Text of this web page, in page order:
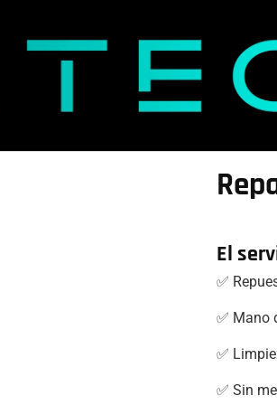
El
✅
✅ Mano
✅
✅ Sin